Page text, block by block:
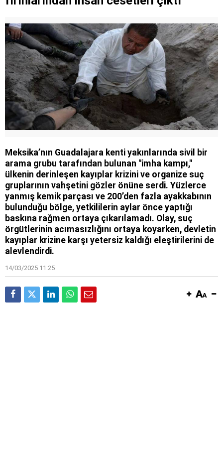
Meksika’nın Guadalajara kenti yakınlarında sivil bir
arama grubu tarafından bulunan "imha kampı,"
ülkenin derinleşen kayıplar krizini ve organize suç
gruplarının vahşetini gözler önüne serdi. Yüzlerce
yanmış kemik parçası ve 200’den fazla ayakkabının
bulunduğu bölge, yetkililerin aylar önce yaptığı
baskına rağmen ortaya çıkarılamadı. Olay, suç
örgütlerinin acımasızlığını ortaya koyarken, devletin
kayıplar krizine karşı yetersiz kaldığı eleştirilerini de
alevlendirdi.
14/03/2025 11:25